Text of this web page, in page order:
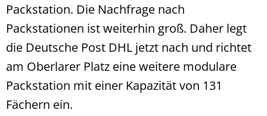
Packstation. Die Nachfrage nach
Packstationen ist weiterhin groß. Daher legt
die Deutsche Post DHL jetzt nach und richtet
am Oberlarer Platz eine weitere modulare
Packstation mit einer Kapazität von 131
Fächern ein.